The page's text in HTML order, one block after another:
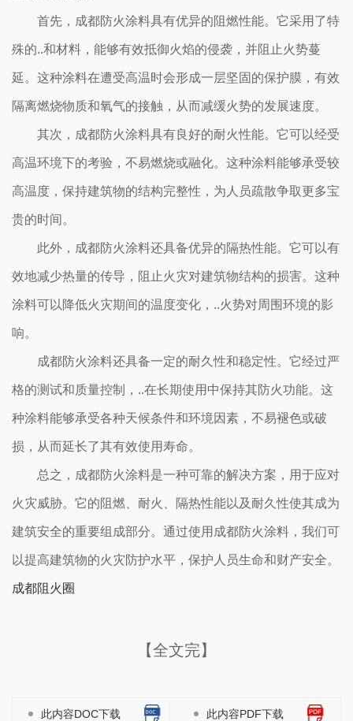
首先，成都防火涂料具有优异的阻燃性能。它采用了特
殊的..和材料，能够有效抵御火焰的侵袭，并阻止火势蔓
延。这种涂料在遭受高温时会形成一层坚固的保护膜，有效
隔离燃烧物质和氧气的接触，从而减缓火势的发展速度。
其次，成都防火涂料具有良好的耐火性能。它可以经受
高温环境下的考验，不易燃烧或融化。这种涂料能够承受较
高温度，保持建筑物的结构完整性，为人员疏散争取更多宝
贵的时间。
此外，成都防火涂料还具备优异的隔热性能。它可以有
效地减少热量的传导，阻止火灾对建筑物结构的损害。这种
涂料可以降低火灾期间的温度变化，..火势对周围环境的影
响。
成都防火涂料还具备一定的耐久性和稳定性。它经过严
格的测试和质量控制，..在长期使用中保持其防火功能。这
种涂料能够承受各种天候条件和环境因素，不易褪色或破
损，从而延长了其有效使用寿命。
总之，成都防火涂料是一种可靠的解决方案，用于应对
火灾威胁。它的阻燃、耐火、隔热性能以及耐久性使其成为
建筑安全的重要组成部分。通过使用成都防火涂料，我们可
以提高建筑物的火灾防护水平，保护人员生命和财产安全。
成都阻火圈
【全文完】
此内容DOC下载 此内容PDF下载